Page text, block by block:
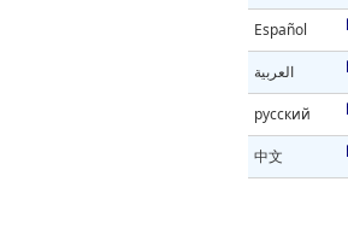
Español
العربية
русский
中文